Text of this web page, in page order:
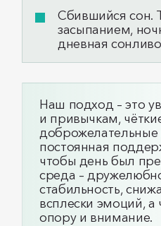
Сбившийся сон.
засыпанием,
дневная
Наш подход – это
и привычкам,
доброжелательные
постоянная
чтобы день был
среда –
стабильность,
всплески эмоций, а
опору и внимание.